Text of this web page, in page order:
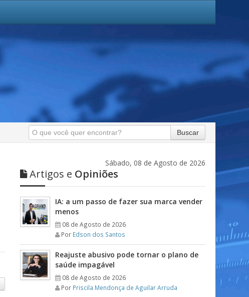
Buscar
Sábado, 08 de Agosto de 2026
Artigos e Opiniões
IA: a um passo de fazer sua marca vender
menos
08 de Agosto de 2026
Por Edson dos Santos
Reajuste abusivo pode tornar o plano de
saúde impagável
08 de Agosto de 2026
Por Priscila Mendonça de Aguilar Arruda